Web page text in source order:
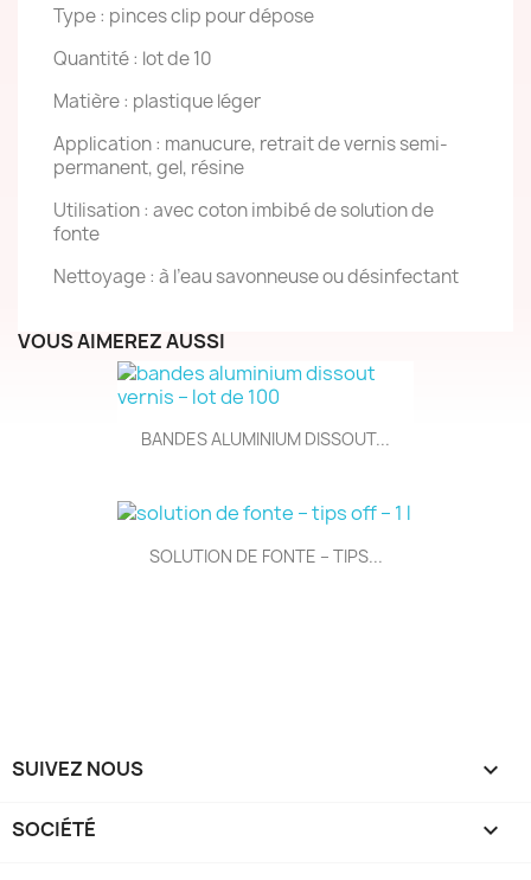
Type : pinces clip pour dépose
Quantité : lot de 10
Matière : plastique léger
Application : manucure, retrait de vernis semi-
permanent, gel, résine
Utilisation : avec coton imbibé de solution de
fonte
Nettoyage : à l’eau savonneuse ou désinfectant
VOUS AIMEREZ AUSSI
BANDES ALUMINIUM DISSOUT...
SOLUTION DE FONTE – TIPS...
SUIVEZ NOUS 
SOCIÉTÉ 